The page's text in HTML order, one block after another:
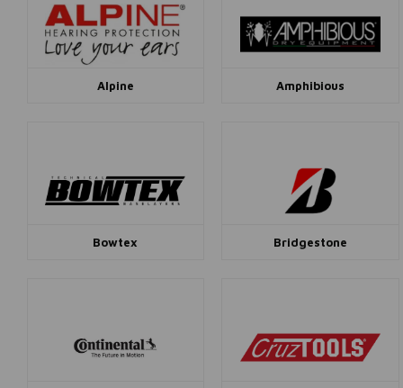
Alpine Amphibious
Bowtex Bridgestone